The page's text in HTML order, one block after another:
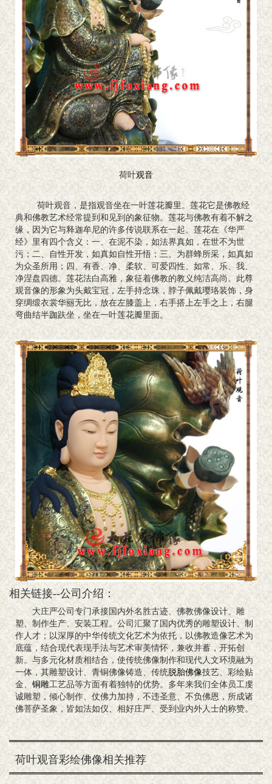
荷叶观音
荷叶观音，是指观音坐在一叶莲花瓣里。莲花它是佛教经
典和佛教艺术经常提到和见到的象征物。莲花与佛教有着不解之
缘，因为它与释迦牟尼的许多传说联系在一起。莲花在《华严
经》里有四个含义：一、在泥不染，如法界真如，在世不为世
污；二、自性开发，如真如自性开悟；三、为群蜂所采，如真如
为众圣所用；四、有香、净、柔软、可爱四性、如常、乐、我、
净涅盘四德。莲花法白高雅，象征着佛教的教义纯洁高尚。此尊
观音像的形象为头戴宝冠，左手持念珠，脖子佩戴璎珞装饰，身
穿绸缎衣裳华丽无比，放在左膝盖上，右手搭上左手之上，右腿
弯曲结半跏趺坐，坐在一叶莲花瓣里面。
相关链接--公司介绍：
大庄严公司专门承接国内外名胜古迹、佛教佛像设计、雕
塑、制作生产、安装工程。公司汇聚了国内优秀的雕塑设计、制
作人才；以深厚的中华传统文化艺术为依托，以佛教造像艺术为
底蕴，结合现代表现手法与艺术审美情怀，兼收并蓄，开拓创
新。与多元化材质相结合，使传统佛像制作和现代人文环境融为
一体，其雕塑设计、青铜佛像铸造、传统脱胎佛像技艺、彩绘贴
金、 铜雕工艺品等方面有着独特的优势。多年来我们全体员工虔
诚雕塑，倾心制作、仗佛力加持，不违圣意、不负佛恩，所成诸
佛菩萨圣象，皆如法如仪、相好庄严、受到业内外人士的称赞。
荷叶观音彩绘佛像相关推荐